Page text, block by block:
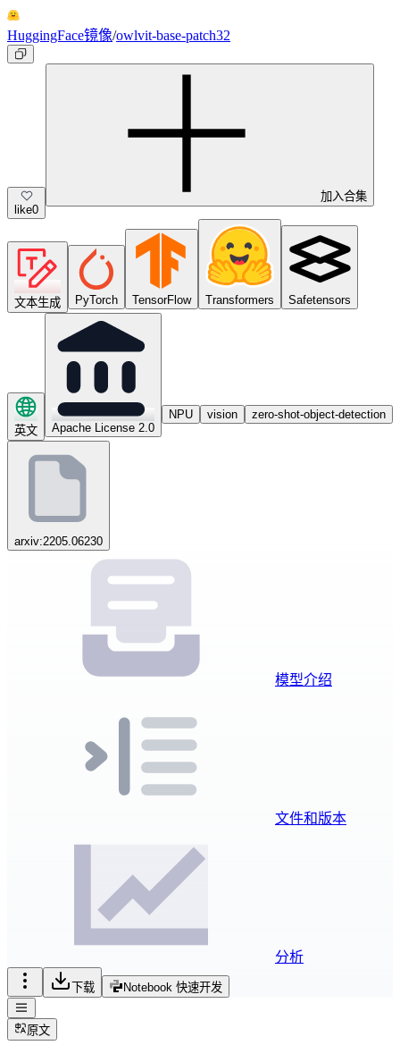
HuggingFace镜像/owlvit-base-patch32
like0
加入合集
文本生成 PyTorch TensorFlow Transformers Safetensors
英文 Apache License 2.0
NPU vision zero-shot-object-detection
arxiv:2205.06230
模型介绍
文件和版本
分析
下载 Notebook 快速开发
原文